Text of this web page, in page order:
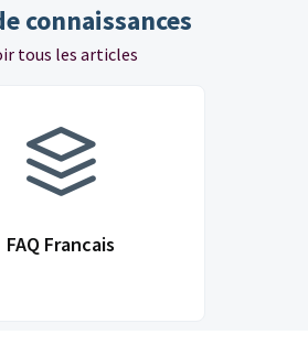
connaissances
tous les articles
FAQ Francais